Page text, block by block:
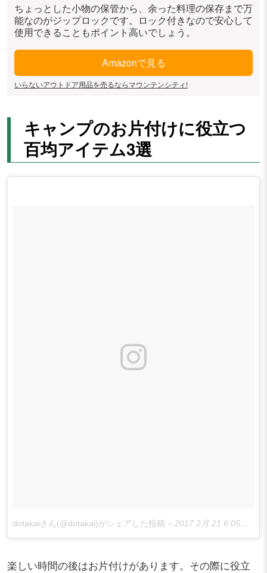
ちょっとした小物の保管から、余った料理の保存まで万
能なのがジップロックです。ロック付きなので安心して
使用できることもポイント高いでしょう。
Amazonで見る
いらないアウトドア用品を売るならマウンテンシティ!
キャンプのお片付けに役立つ
百均アイテム3選
dotakaiさん(@dotakai)がシェアした投稿 – 2017 2月 21 6:05午前 PST
楽しい時間の後はお片付けがあります。その際に役立